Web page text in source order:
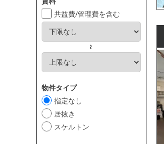
共益費/管理費を含む
～
物件タイプ
指定なし
居抜き
スケルトン